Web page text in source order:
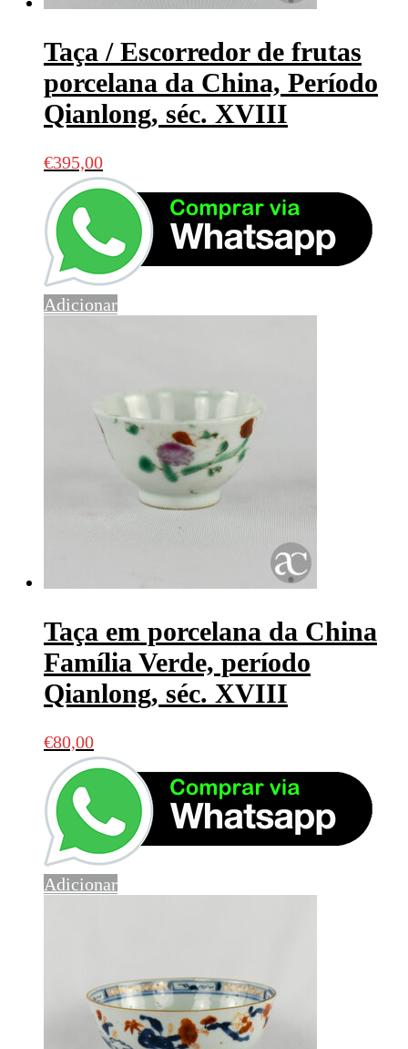
Taça / Escorredor de frutas
porcelana da China, Período
Qianlong, séc. XVIII
€395,00
Adicionar
Taça em porcelana da China
Família Verde, período
Qianlong, séc. XVIII
€80,00
Adicionar